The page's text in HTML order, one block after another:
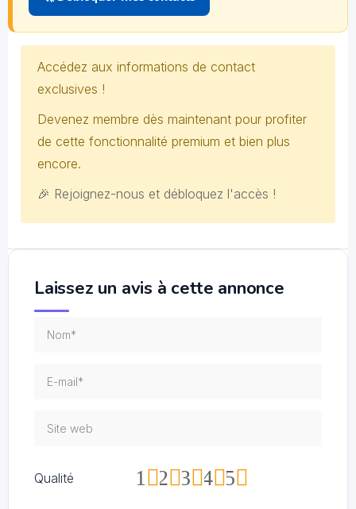
Accédez aux informations de contact
exclusives !
Devenez membre dès maintenant pour profiter
de cette fonctionnalité premium et bien plus
encore.
🎉 Rejoignez-nous et débloquez l'accès !
Laissez un avis à cette annonce
Qualité 5
4
3
2
1